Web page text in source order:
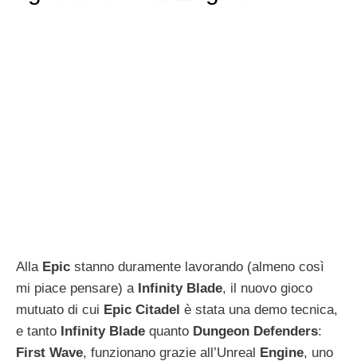
Alla Epic stanno duramente lavorando (almeno così
mi piace pensare) a Infinity Blade, il nuovo gioco
mutuato di cui Epic Citadel è stata una demo tecnica,
e tanto Infinity Blade quanto Dungeon Defenders:
First Wave, funzionano grazie all’Unreal Engine, uno